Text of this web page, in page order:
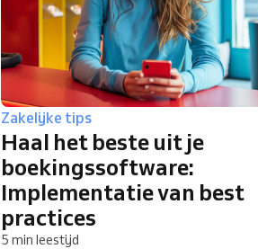
Zakelijke tips
Haal het beste uit je
boekingssoftware:
Implementatie van best
practices
5 min leestijd